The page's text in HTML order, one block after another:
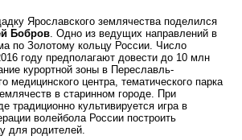
Ярославского землячества поделился
Бобров. Одно из ведущих направлений в
по Золотому кольцу России. Число
году предполагают довести до 10 млн
курортной зоны в Переславль-
центра, тематического парка
в старинном городе. При
традиционно культивируется игра в
волейбола России построить
для родителей.